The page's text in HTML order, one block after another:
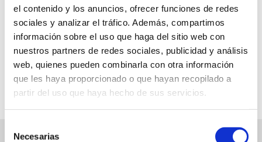
el contenido y los anuncios, ofrecer funciones de redes
sociales y analizar el tráfico. Además, compartimos
información sobre el uso que haga del sitio web con
nuestros partners de redes sociales, publicidad y análisis
web, quienes pueden combinarla con otra información
que les haya proporcionado o que hayan recopilado a
partir del uso que haya hecho de sus servicios.
Necesarias
FAVOURITES